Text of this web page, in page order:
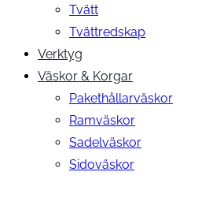
Tvätt
Tvättredskap
Verktyg
Väskor & Korgar
Pakethållarväskor
Ramväskor
Sadelväskor
Sidoväskor